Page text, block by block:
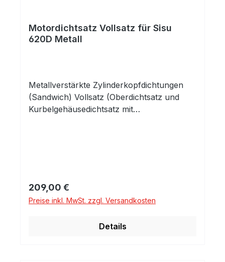
Motordichtsatz Vollsatz für Sisu
620D Metall
Metallverstärkte Zylinderkopfdichtungen
(Sandwich) Vollsatz (Oberdichtsatz und
Kurbelgehäusedichtsatz mit
Regulärer Preis:
209,00 €
Preise inkl. MwSt. zzgl. Versandkosten
Details